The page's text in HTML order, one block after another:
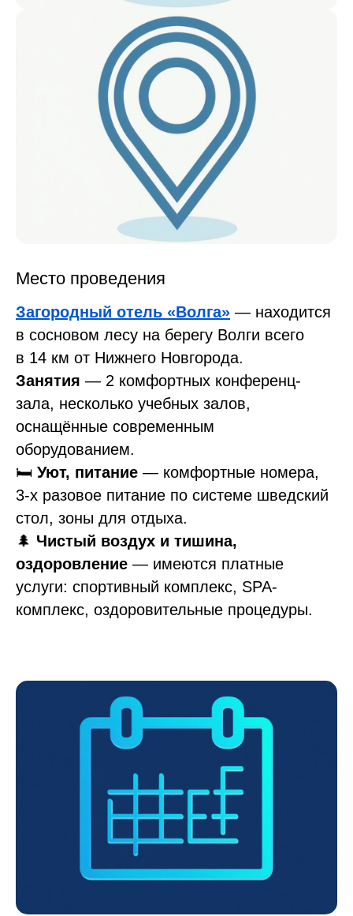
Место проведения
Загородный отель «Волга» — находится
в сосновом лесу на берегу Волги всего
в 14 км от Нижнего Новгорода.
Занятия — 2 комфортных конференц-
зала, несколько учебных залов,
оснащённые современным
оборудованием.
🛏 Уют, питание — комфортные номера,
3-х разовое питание по системе шведский
стол, зоны для отдыха.
🌲 Чистый воздух и тишина,
оздоровление — имеются платные
услуги: спортивный комплекс, SPA-
комплекс, оздоровительные процедуры.